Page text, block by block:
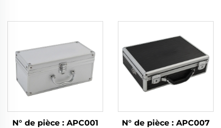
N° de pièce : APC001 N° de pièce : APC007